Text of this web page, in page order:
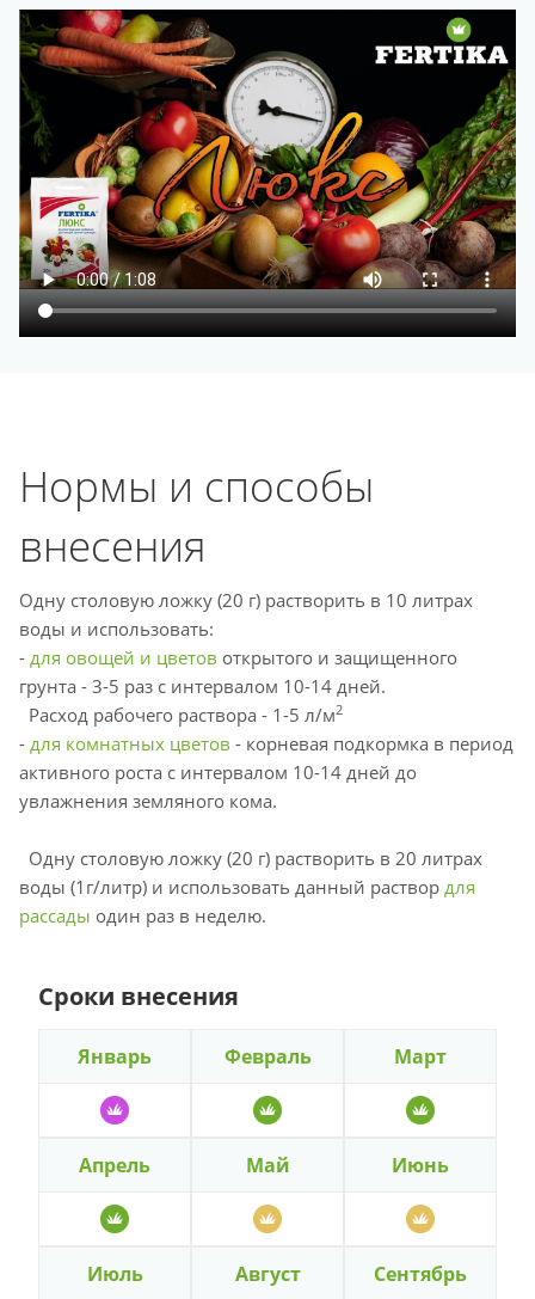
Нормы и способы
внесения
Одну столовую ложку (20 г) растворить в 10 литрах
воды и использовать:
- для овощей и цветов открытого и защищенного
грунта - 3-5 раз с интервалом 10-14 дней.
Расход рабочего раствора - 1-5 л/м2
- для комнатных цветов - корневая подкормка в период
активного роста с интервалом 10-14 дней до
увлажнения земляного кома.
Одну столовую ложку (20 г) растворить в 20 литрах
воды (1г/литр) и использовать данный раствор для
рассады один раз в неделю.
Сроки внесения
Январь Февраль Март
Апрель Май Июнь
Июль Август Сентябрь